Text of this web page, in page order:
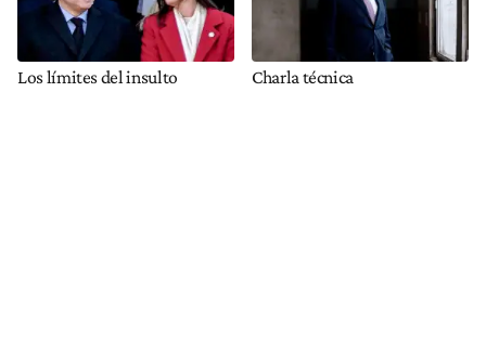
Los límites del insulto Charla técnica